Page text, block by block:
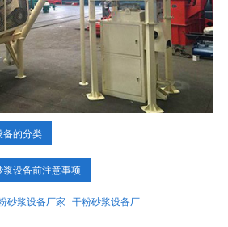
备的分类
设备前注意事项
砂浆设备厂家 干粉砂浆设备厂